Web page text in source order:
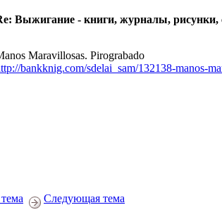
Выжигание - книги, журналы,
Maravillosas. Pirograbado
bankknig.com/sdelai_sam/132138-manos-
Следующая тема